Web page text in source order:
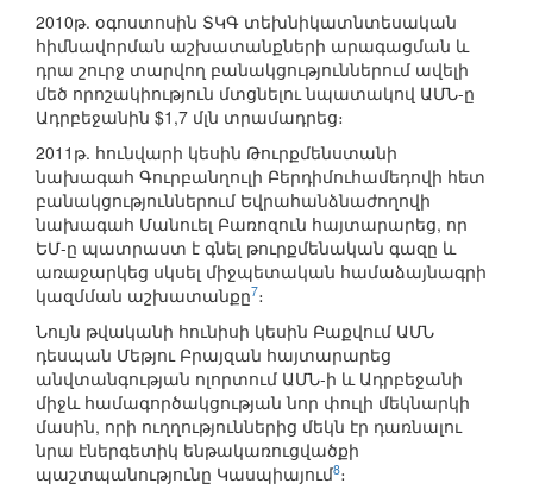
2010թ. օգոստոսին ՏԿԳ տեխնիկատնտեսական
հիմնավորման աշխատանքների արագացման և
դրա շուրջ տարվող բանակցություններում ավելի
մեծ որոշակիություն մտցնելու նպատակով ԱՄՆ-ը
Ադրբեջանին $1,7 մլն տրամադրեց։
2011թ. հունվարի կեսին Թուրքմենստանի
նախագահ Գուրբանղուլի Բերդիմուհամեդովի հետ
բանակցություններում Եվրահանձնաժողովի
նախագահ Մանուել Բառոզուն հայտարարեց, որ
ԵՄ-ը պատրաստ է գնել թուրքմենական գազը և
առաջարկեց սկսել միջպետական համաձայնագրի
կազմման աշխատանքը7։
Նույն թվականի հունիսի կեսին Բաքվում ԱՄՆ
դեսպան Մեթյու Բրայզան հայտարարեց
անվտանգության ոլորտում ԱՄՆ-ի և Ադրբեջանի
միջև համագործակցության նոր փուլի մեկնարկի
մասին, որի ուղղություններից մեկն էր դառնալու
նրա էներգետիկ ենթակառուցվածքի
պաշտպանությունը Կասպիայում8։